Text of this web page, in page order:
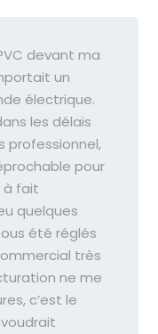
devant ma
un
électrique.
les délais
professionnel,
pour
fait
quelques
été réglés
très
ne me
c’est le